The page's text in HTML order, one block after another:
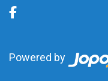
Powered by